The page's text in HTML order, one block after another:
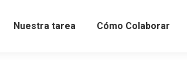
Nuestra tarea Cómo Colaborar